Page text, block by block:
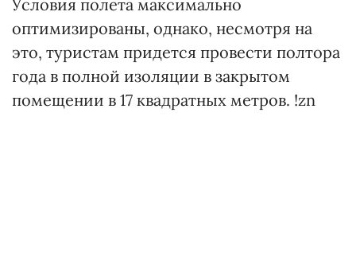
Условия полета максимально
оптимизированы, однако, несмотря на
это, туристам придется провести полтора
года в полной изоляции в закрытом
помещении в 17 квадратных метров. !zn